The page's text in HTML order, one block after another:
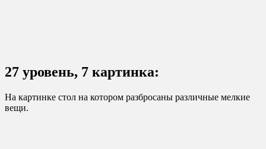
27 уровень, 7 картинка:
На картинке стол на котором разбросаны различные мелкие
вещи.